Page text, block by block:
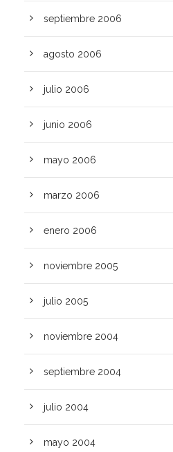
septiembre 2006
agosto 2006
julio 2006
junio 2006
mayo 2006
marzo 2006
enero 2006
noviembre 2005
julio 2005
noviembre 2004
septiembre 2004
julio 2004
mayo 2004